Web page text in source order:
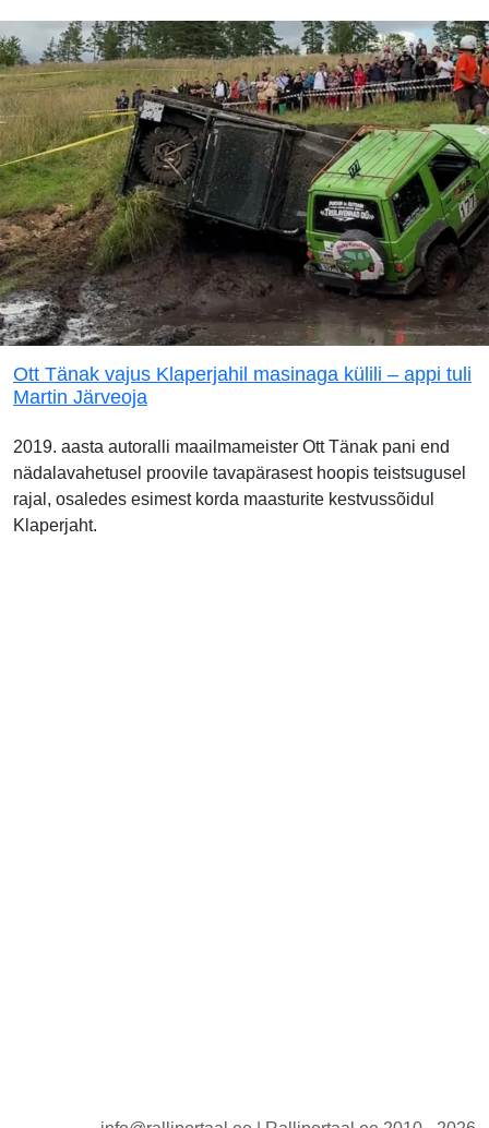
Ott Tänak vajus Klaperjahil masinaga külili – appi tuli
Martin Järveoja
2019. aasta autoralli maailmameister Ott Tänak pani end
nädalavahetusel proovile tavapärasest hoopis teistsugusel
rajal, osaledes esimest korda maasturite kestvussõidul
Klaperjaht.